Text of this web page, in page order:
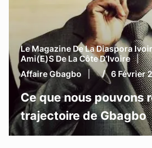
Le Magazine De La Diaspora
Ami(e)s De La Côte D’Ivoire
Affaire Gbagbo
6 Février
Ce que nous pouvons
trajectoire de Gbagbo